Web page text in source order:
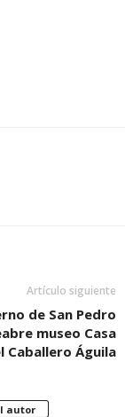
Artículo siguiente
de San Pedro
museo Casa
Caballero Águila
autor